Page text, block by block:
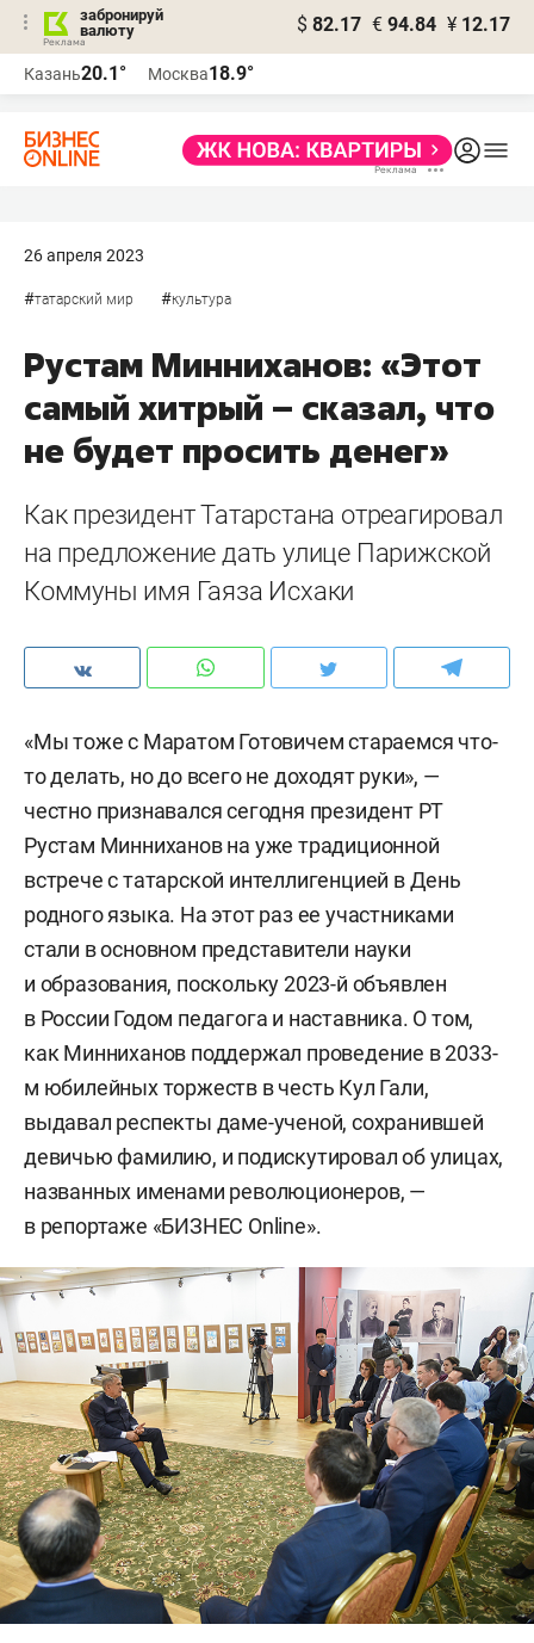
забронируй
валюту
$ 82.17 € 94.84 ¥ 12.17
Казань20.1° Москва18.9°
26 апреля 2023
#татарский мир #культура
Рустам Минниханов: «Этот
самый хитрый – сказал, что
не будет просить денег»
Как президент Татарстана отреагировал
на предложение дать улице Парижской
Коммуны имя Гаяза Исхаки
«Мы тоже с Маратом Готовичем стараемся что-
то делать, но до всего не доходят руки», —
честно признавался сегодня президент РТ
Рустам Минниханов на уже традиционной
встрече с татарской интеллигенцией в День
родного языка. На этот раз ее участниками
стали в основном представители науки
и образования, поскольку 2023-й объявлен
в России Годом педагога и наставника. О том,
как Минниханов поддержал проведение в 2033-
м юбилейных торжеств в честь Кул Гали,
выдавал респекты даме-ученой, сохранившей
девичью фамилию, и подискутировал об улицах,
названных именами революционеров, —
в репортаже «БИЗНЕС Online».